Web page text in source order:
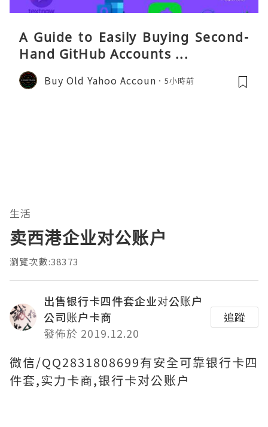
A Guide to Easily Buying Second-
Hand GitHub Accounts ...
Buy Old Yahoo Accoun 5小時前
生活
卖西港企业对公账户
瀏覽次數:38373
出售银行卡四件套企业对公账户
公司账户卡商
發佈於 2019.12.20
追蹤
微信/QQ2831808699有安全可靠银行卡四
件套,实力卡商,银行卡对公账户